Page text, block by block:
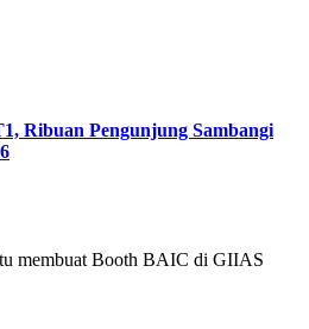
Ribuan Pengunjung Sambangi
membuat Booth BAIC di GIIAS